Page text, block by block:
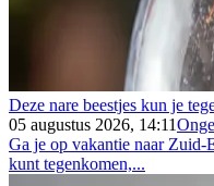
Deze nare beestjes kun je
05 augustus 2026, 14:11
Ga je op vakantie naar Zuid-
kunt tegenkomen,...